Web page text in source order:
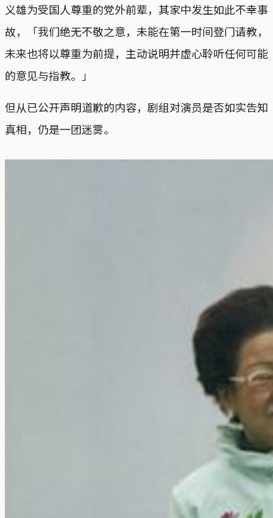
义雄为受国人尊重的党外前辈，其家中发生如此不幸事
故，「我们绝无不敬之意，未能在第一时间登门请教，
未来也将以尊重为前提，主动说明并虚心聆听任何可能
的意见与指教。」
但从已公开声明道歉的内容，剧组对演员是否如实告知
真相，仍是一团迷雾。